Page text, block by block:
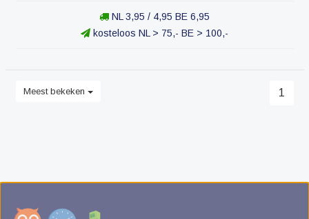
NL 3,95 / 4,95 BE 6,95
kosteloos NL > 75,- BE > 100,-
Meest bekeken 1